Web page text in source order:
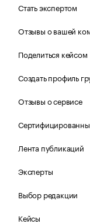
Стать экспертом
Отзывы о вашей
Поделиться кейсом
Создать профиль
Отзывы о сервисе
Лента публикаций
Эксперты
Выбор редакции
Кейсы